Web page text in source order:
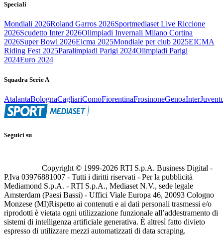
Speciali
Mondiali 2026Roland Garros 2026Sportmediaset Live Riccione
2026Scudetto Inter 2026Olimpiadi Invernali Milano Cortina
2026Super Bowl 2026Eicma 2025Mondiale per club 2025EICMA
Riding Fest 2025Paralimpiadi Parigi 2024Olimpiadi Parigi
2024Euro 2024
Squadra Serie A
AtalantaBolognaCagliariComoFiorentinaFrosinoneGenoaInter
Seguici su
Copyright © 1999-2026 RTI S.p.A. Business Digital -
P.Iva 03976881007 - Tutti i diritti riservati - Per la pubblicità
Mediamond S.p.A. - RTI S.p.A., Mediaset N.V., sede legale
Amsterdam (Paesi Bassi) - Uffici Viale Europa 46, 20093 Cologno
Monzese (MI)Rispetto ai contenuti e ai dati personali trasmessi e/o
riprodotti è vietata ogni utilizzazione funzionale all’addestramento di
sistemi di intelligenza artificiale generativa. È altresì fatto divieto
espresso di utilizzare mezzi automatizzati di data scraping.